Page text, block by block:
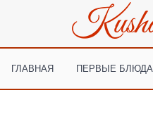
ГЛАВНАЯ ПЕРВЫЕ БЛЮДА